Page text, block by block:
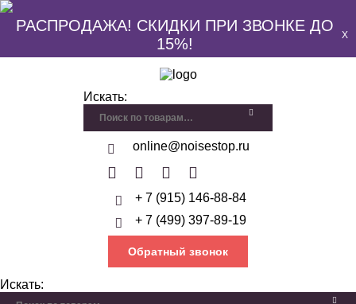
РАСПРОДАЖА! СКИДКИ ПРИ ЗВОНКЕ ДО
15%!
X
Искать:
online@noisestop.ru
+ 7 (915) 146-88-84
+ 7 (499) 397-89-19
Обратный звонок
Искать: